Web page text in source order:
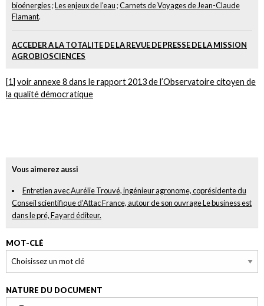
bioénergies;Les enjeux de l’eau;Carnets de Voyages de Jean-Claude
Flamant.
ACCEDER A LA TOTALITE DE LA REVUE DE PRESSE DE LA MISSION
AGROBIOSCIENCES
[1] voir annexe 8 dans le rapport 2013 de l’Observatoire citoyen de
la qualité démocratique
Vous aimerez aussi
Entretien avec Aurélie Trouvé, ingénieur agronome, coprésidente du
Conseil scientifique d’Attac France, autour de son ouvrage Le business est
dans le pré, Fayard éditeur.
MOT-CLÉ
NATURE DU DOCUMENT